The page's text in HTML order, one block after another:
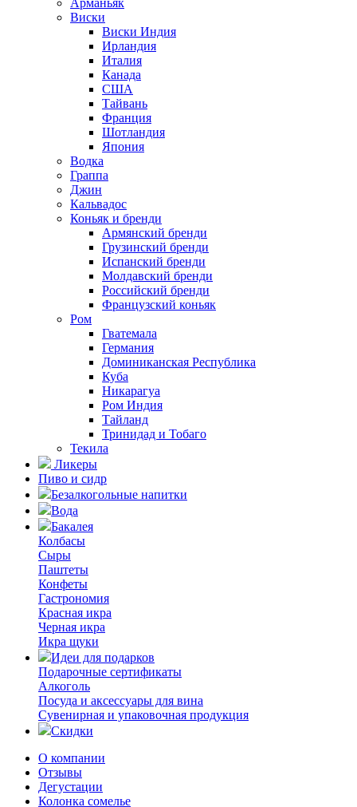
Арманьяк
Виски
Виски Индия
Ирландия
Италия
Канада
США
Тайвань
Франция
Шотландия
Япония
Водка
Граппа
Джин
Кальвадос
Коньяк и бренди
Армянский бренди
Грузинский бренди
Испанский бренди
Молдавский бренди
Российский бренди
Французский коньяк
Ром
Гватемала
Германия
Доминиканская Республика
Куба
Никарагуа
Ром Индия
Тайланд
Тринидад и Тобаго
Текила
Ликеры
Пиво и сидр
Безалкогольные напитки
Вода
Бакалея
Колбасы
Сыры
Паштеты
Конфеты
Гастрономия
Красная икра
Черная икра
Икра щуки
Идеи для подарков
Подарочные сертификаты
Алкоголь
Посуда и аксессуары для вина
Сувенирная и упаковочная продукция
Скидки
О компании
Отзывы
Дегустации
Колонка сомелье